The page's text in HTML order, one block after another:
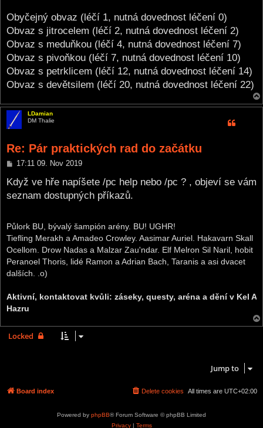
Obyčejný obvaz (léčí 1, nutná dovednost léčení 0)
Obvaz s jitrocelem (léčí 2, nutná dovednost léčení 2)
Obvaz s meduňkou (léčí 4, nutná dovednost léčení 7)
Obvaz s pivoňkou (léčí 7, nutná dovednost léčení 10)
Obvaz s petrklicem (léčí 12, nutná dovednost léčení 14)
Obvaz s devětsilem (léčí 20, nutná dovednost léčení 22)
LDamian
DM Thalie
Re: Pár praktických rad do začátku
P
s
17:11 09. Nov 2019
Když ve hře napíšete /pc help nebo /pc ? , objeví se vám
seznam dostupných příkazů.
Půlork BU, bývalý šampión arény. BU! UGHR!
Tiefling Merakh a Amadeo Crowley. Aasimar Auriel. Hakavarn Skall
Ocellom. Drow Nadas a Malzar Zau'ndar. Elf Melron Sil Naril, hobit
Peranoel Thoris, lidé Ramon a Adrian Bach, Taranis a asi dvacet
dalších. .o)
Aktivní, kontaktovat kvůli: záseky, questy, aréna a dění v Kel A
Hazru
Locked
Jump to
Board index All times are UTC+02:00
Delete cookies
Powered by phpBB® Forum Software © phpBB Limited
Privacy| Terms